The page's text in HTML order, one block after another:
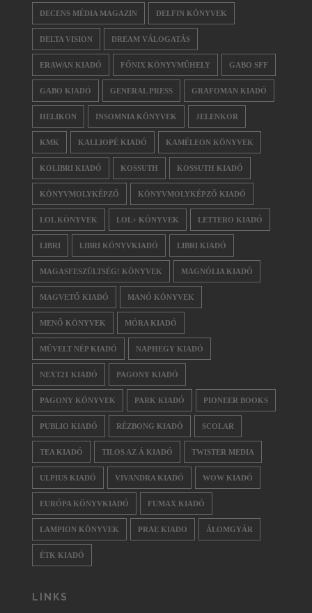
DECENS MÉDIA MAGAZIN DELFIN KÖNYVEK
DELTA VISION DREAM VÁLOGATÁS
ERAWAN KIADÓ FŐNIX KÖNYVMŰHELY GABO SFF
GABO KIADÓ GENERAL PRESS GRAFOMAN KIADÓ
HELIKON INSOMNIA KÖNYVEK JELENKOR
KMK KALLIOPÉ KIADÓ KAMÉLEON KÖNYVEK
KOLIBRI KIADÓ KOSSUTH KOSSUTH KIADÓ
KÖNYVMOLYKÉPZŐ KÖNYVMOLYKÉPZŐ KIADÓ
LOL KÖNYVEK LOL+ KÖNYVEK LETTERO KIADÓ
LIBRI LIBRI KÖNYVKIADÓ LIBRI KIADÓ
MAGASFESZÜLTSÉG! KÖNYVEK MAGNÓLIA KIADÓ
MAGVETŐ KIADÓ MANÓ KÖNYVEK
MENŐ KÖNYVEK MÓRA KIADÓ
MŰVELT NÉP KIADÓ NAPHEGY KIADÓ
NEXT21 KIADÓ PAGONY KIADÓ
PAGONY KÖNYVEK PARK KIADÓ PIONEER BOOKS
PUBLIO KIADÓ RÉZBONG KIADÓ SCOLAR
TEA KIADÓ TILOS AZ Á KIADÓ TWISTER MEDIA
ULPIUS KIADÓ VIVANDRA KIADÓ WOW KIADÓ
EURÓPA KÖNYVKIADÓ FUMAX KIADÓ
LAMPION KÖNYVEK PRAE KIADO ÁLOMGYÁR
ÉTK KIADÓ
LINKS